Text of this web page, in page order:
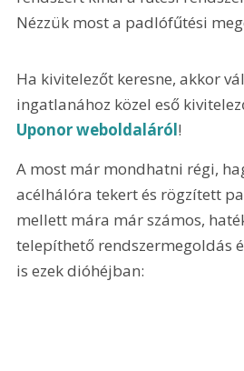
Nézzük most a padlófűtési
Ha kivitelezőt keresne, akkor
ingatlanához közel eső
Uponor weboldaláról!
A most már mondhatni régi,
acélhálóra tekert és rögzített
mellett mára már számos,
telepíthető rendszermegoldás
is ezek dióhéjban: